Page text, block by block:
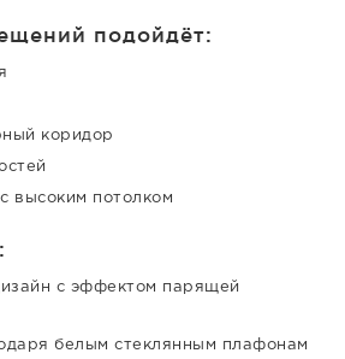
подойдёт:
коридор
высоким потолком
с эффектом парящей
белым стеклянным плафонам